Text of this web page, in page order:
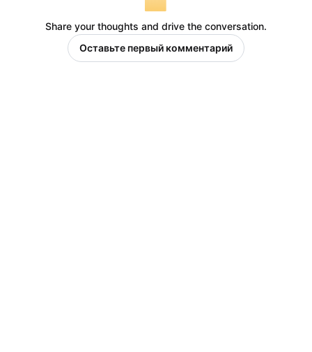
Share your thoughts and drive the conversation.
Оставьте первый комментарий